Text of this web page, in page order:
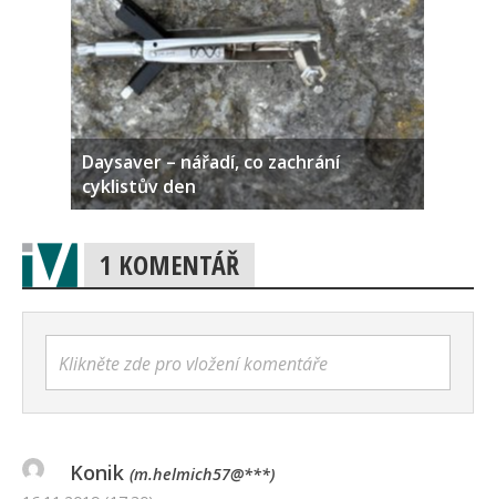
Daysaver – nářadí, co zachrání
cyklistův den
1 KOMENTÁŘ
Klikněte zde pro vložení komentáře
Konik (m.helmich57@***)